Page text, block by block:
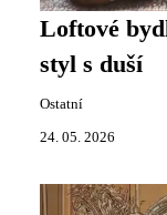
Loftové
styl s duší
Ostatní
24. 05. 2026